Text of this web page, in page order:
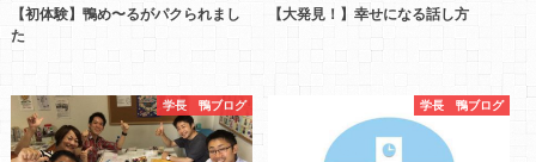
【初体験】鴨め〜るがパクられまし
た
【大発見！】幸せになる話し方
学長 鴨ブログ 学長 鴨ブログ